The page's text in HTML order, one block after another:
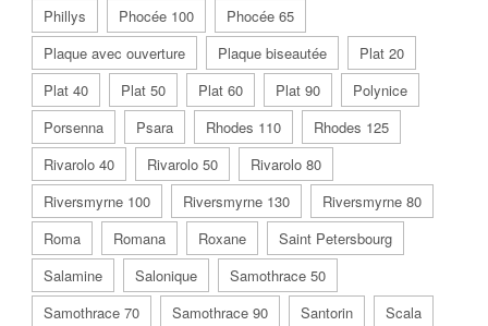
Phillys
Phocée 100
Phocée 65
Plaque avec ouverture
Plaque biseautée
Plat 20
Plat 40
Plat 50 Plat 60 Plat 90
Polynice
Porsenna
Psara Rhodes 110
Rhodes 125
Rivarolo 40
Rivarolo 50
Rivarolo 80
Riversmyrne 100
Riversmyrne 130
Riversmyrne 80
Roma
Romana Roxane
Saint Petersbourg
Salamine
Salonique
Samothrace 50
Samothrace 70
Samothrace 90 Santorin
Scala